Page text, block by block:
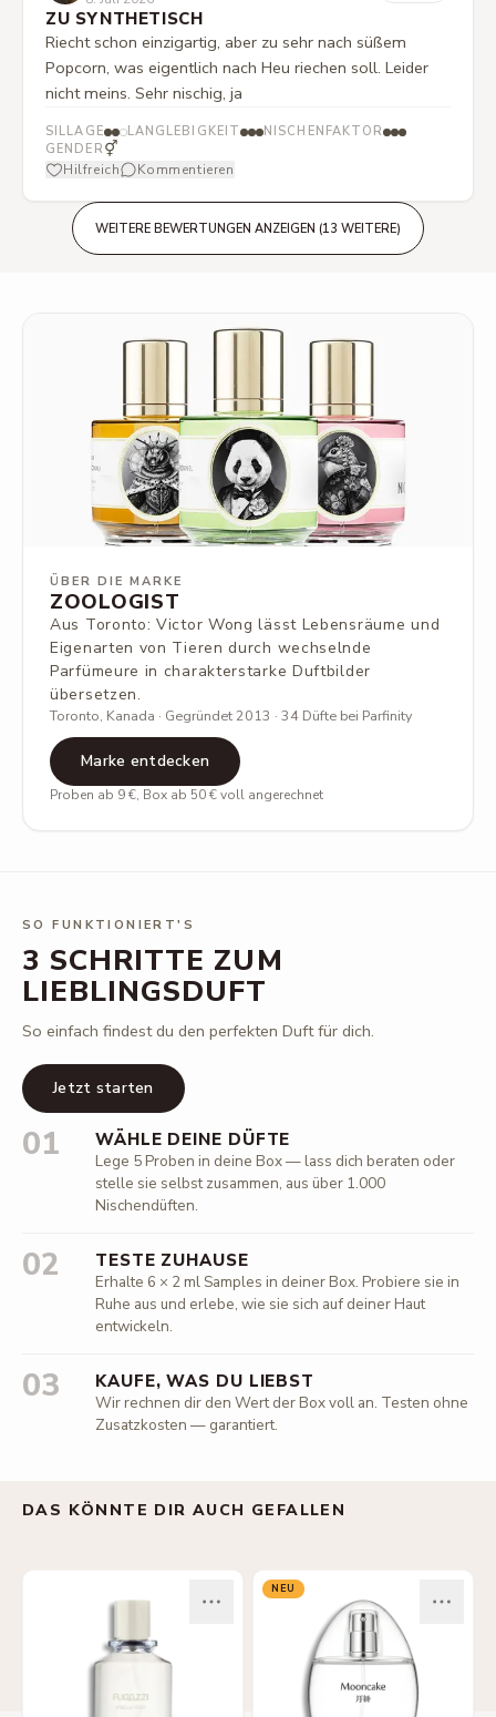
ZU SYNTHETISCH
Riecht schon einzigartig, aber zu sehr nach süßem
Popcorn, was eigentlich nach Heu riechen soll. Leider
nicht meins. Sehr nischig, ja
SILLAGE LANGLEBIGKEIT
NISCHENFAKTOR
GENDER ⚥
Hilfreich Kommentieren
WEITERE BEWERTUNGEN ANZEIGEN (13 WEITERE)
ÜBER DIE MARKE
ZOOLOGIST
Aus Toronto: Victor Wong lässt Lebensräume und
Eigenarten von Tieren durch wechselnde
Parfümeure in charakterstarke Duftbilder
übersetzen.
Toronto, Kanada · Gegründet 2013 · 34 Düfte bei Parfinity
Marke entdecken
Proben ab 9 €, Box ab 50 € voll angerechnet
SO FUNKTIONIERT'S
3 SCHRITTE ZUM
LIEBLINGSDUFT
So einfach findest du den perfekten Duft für dich.
Jetzt starten
01 WÄHLE DEINE DÜFTE
Lege 5 Proben in deine Box — lass dich beraten oder
stelle sie selbst zusammen, aus über 1.000
Nischendüften.
02 TESTE ZUHAUSE
Erhalte 6 × 2 ml Samples in deiner Box. Probiere sie in
Ruhe aus und erlebe, wie sie sich auf deiner Haut
entwickeln.
03 KAUFE, WAS DU LIEBST
Wir rechnen dir den Wert der Box voll an. Testen ohne
Zusatzkosten — garantiert.
DAS KÖNNTE DIR AUCH GEFALLEN
NEU